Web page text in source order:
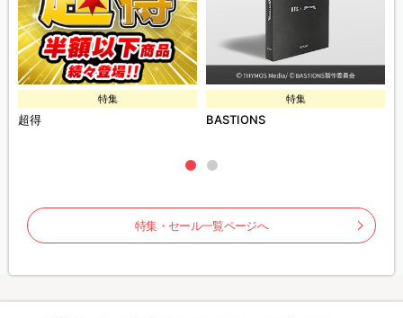
特集
超得
特集
BASTIONS
特集・セール一覧ページへ